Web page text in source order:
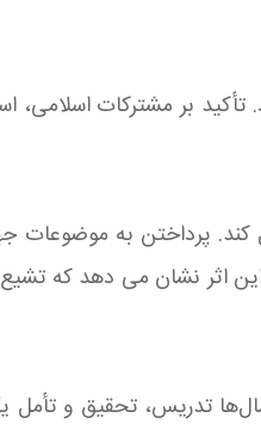
بر مشترکات اسلامی،
پرداختن به موضوعات
این اثر نشان می دهد که
تدریس، تحقیق و تأمل